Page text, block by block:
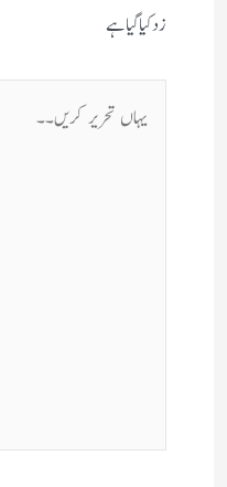
زد کیا گیا ہے
یہاں
تحریر